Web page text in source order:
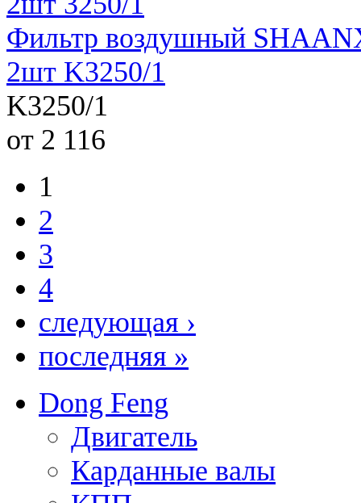
Фильтр воздушный
2шт K3250/1
K3250/1
от 2 116
1
2
3
4
следующая ›
последняя »
Dong Feng
Двигатель
Карданные валы